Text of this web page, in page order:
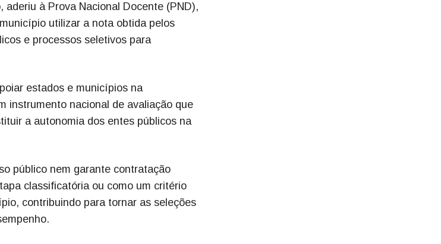
à Prova Nacional Docente (PND),
utilizar a nota obtida pelos
e processos seletivos para
estados e municípios na
instrumento nacional de avaliação que
a autonomia dos entes públicos na
público nem garante contratação
classificatória ou como um critério
contribuindo para tornar as seleções